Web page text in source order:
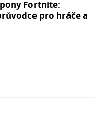
Fortnite:
pro hráče a